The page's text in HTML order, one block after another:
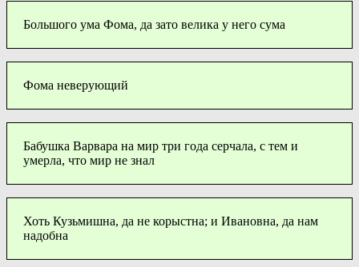
Большого ума Фома, да зато велика у него сума
Фома неверующий
Бабушка Варвара на мир три года серчала, с тем и
умерла, что мир не знал
Хоть Кузьмишна, да не корыстна; и Ивановна, да нам
надобна